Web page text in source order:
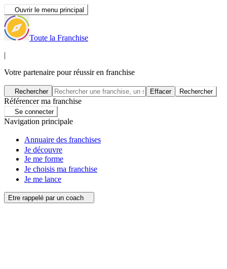
Ouvrir le menu principal
Toute la Franchise
|
Votre partenaire pour réussir en franchise
Rechercher Effacer Rechercher
Référencer ma franchise
Se connecter
Navigation principale
Annuaire des franchises
Je découvre
Je me forme
Je choisis ma franchise
Je me lance
Etre rappelé par un coach